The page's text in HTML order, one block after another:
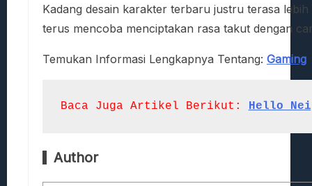
Kadang desain karakter terbaru justru terasa
terus mencoba menciptakan rasa takut dengan
Temukan Informasi Lengkapnya Tentang: Gaming
Baca Juga Artikel Berikut: Hello
Author